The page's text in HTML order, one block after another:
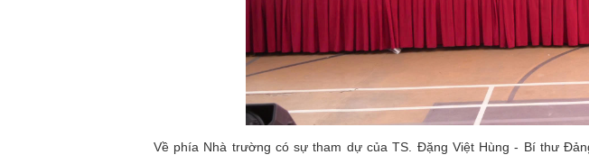
Về phía Nhà trường có sự tham dự của TS. Đặng Việt Hùng - Bí thư Đảng